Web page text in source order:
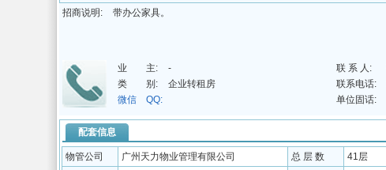
招商说明:
带办公家具。
业 主: - 联 系 人:
类 别:
企业转租房 联系电话:
微信 QQ:
单位固话:
配套信息
物管公司 广州天力物业管理有限公司 总 层 数 41层